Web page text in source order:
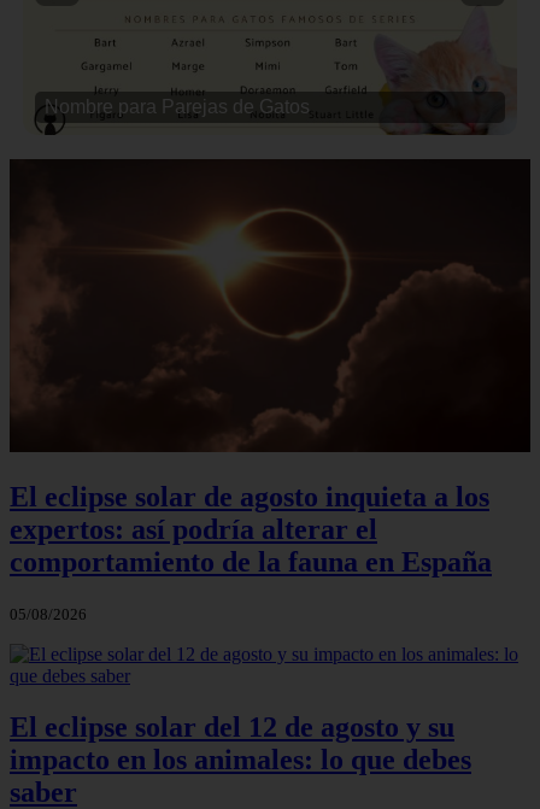
Nombre para Parejas de Gatos
El eclipse solar de agosto inquieta a los
expertos: así podría alterar el
comportamiento de la fauna en España
05/08/2026
El eclipse solar del 12 de agosto y su
impacto en los animales: lo que debes
saber